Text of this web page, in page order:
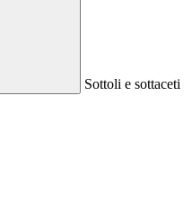
Sottoli e sottaceti